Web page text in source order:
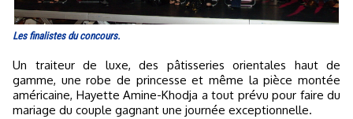
Les finalistes du concours.
Un traiteur de luxe, des pâtisseries orientales haut de
gamme, une robe de princesse et même la pièce montée
américaine, Hayette Amine-Khodja a tout prévu pour faire du
mariage du couple gagnant une journée exceptionnelle.